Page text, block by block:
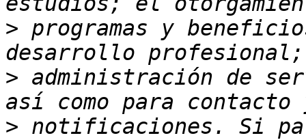
> programas y
> administración de
> notificaciones. Si